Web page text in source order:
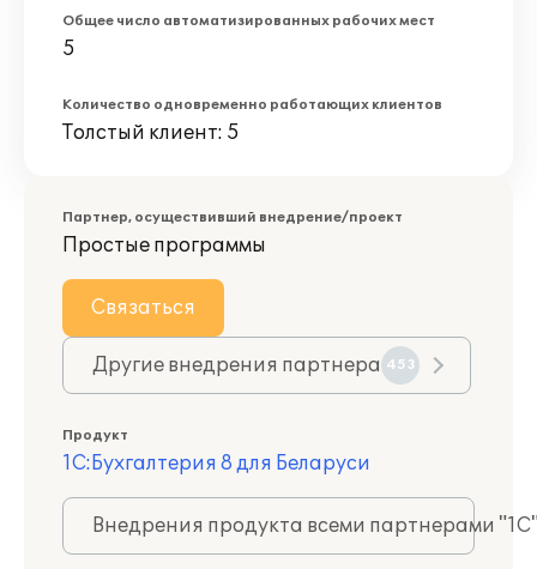
Общее число автоматизированных рабочих мест
5
Количество одновременно работающих клиентов
Толстый клиент: 5
Партнер, осуществивший внедрение/проект
Простые программы
Связаться
Другие внедрения партнера 453
Продукт
1С:Бухгалтерия 8 для Беларуси
Внедрения продукта всеми партнерами